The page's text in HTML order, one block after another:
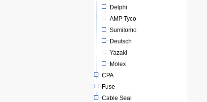
Delphi
AMP Tyco
Sumitomo
Deutsch
Yazaki
Molex
CPA
Fuse
Cable Seal